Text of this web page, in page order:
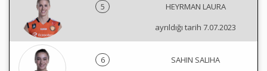
5
HEYRMAN LAURA
ayrıldığı tarih 7.07.2023
6
SAHIN SALIHA